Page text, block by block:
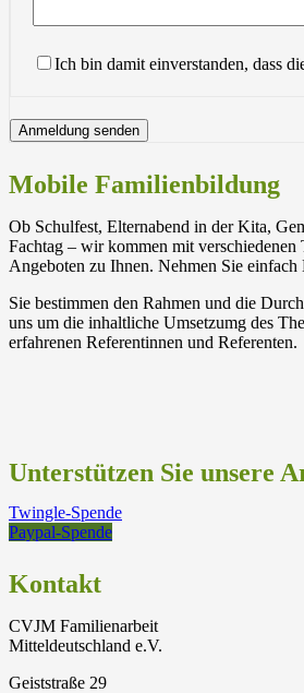
Ich bin damit einverstanden, dass
Mobile Familienbildung
Ob Schulfest, Elternabend in der Kita,
Fachtag – wir kommen mit verschiedenen
Angeboten zu Ihnen. Nehmen Sie
Sie bestimmen den Rahmen und die
uns um die inhaltliche Umsetzumg des
erfahrenen Referentinnen und Referenten.
Unterstützen Sie unsere
Twingle-Spende
Paypal-Spende
Kontakt
CVJM Familienarbeit
Mitteldeutschland e.V.
Geiststraße 29